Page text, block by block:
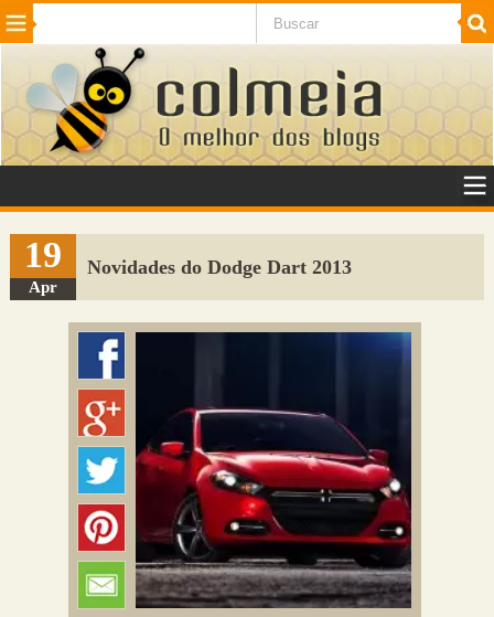
Beleza Cinema e TV
Internet Jogos NotÃ­cias SaÃºde
VeÃ­culos Adulto
Sugerir Link
Adicionar Blog
Colmeia Exchange
19
Apr
Novidades do Dodge Dart 2013